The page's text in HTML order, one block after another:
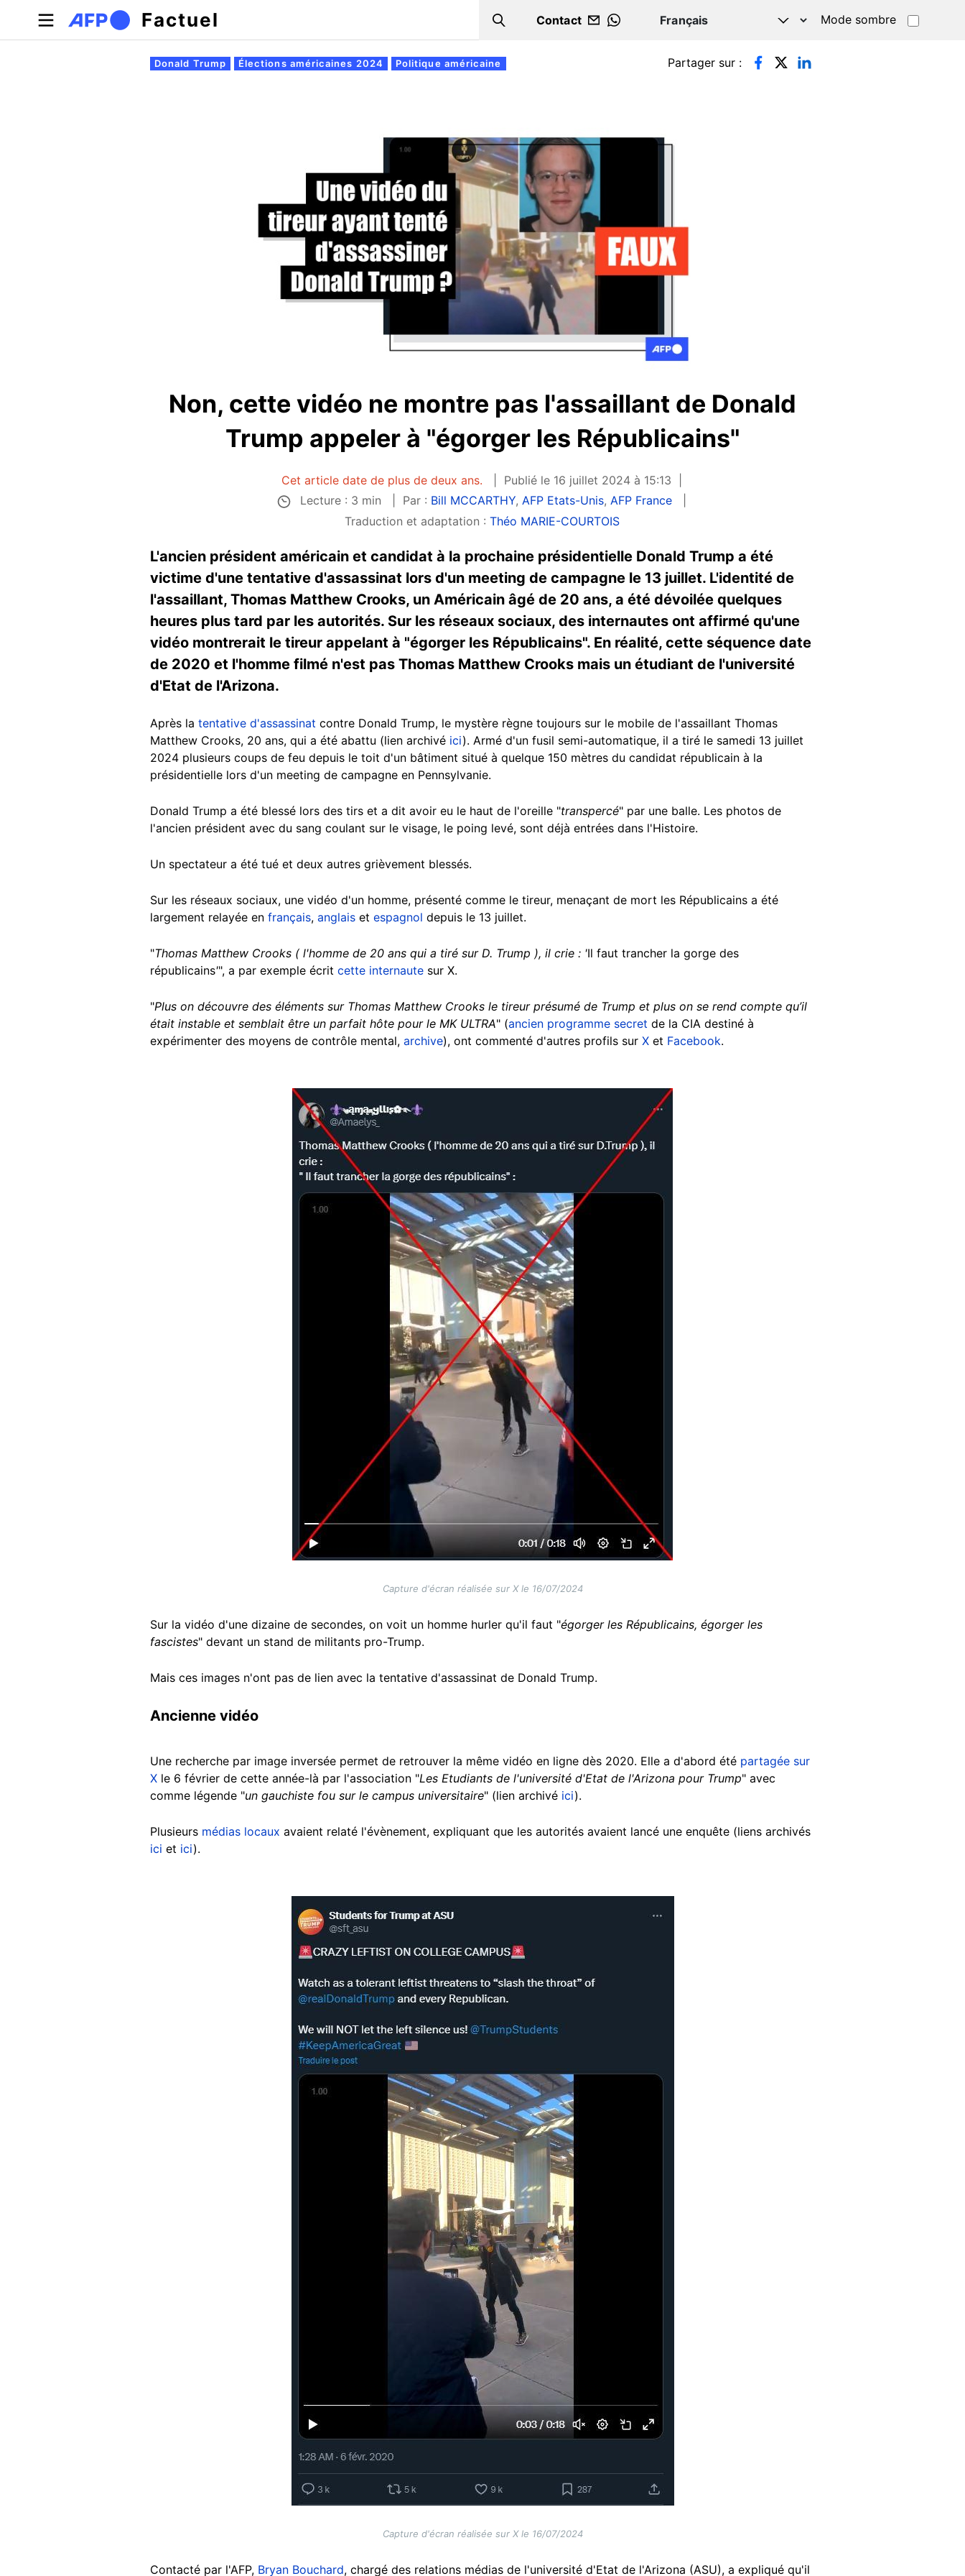
Aller au contenu principal
Factuel Search
Contact
WHATSAPP
Mode sombre
Onglets principaux
Donald Trump Élections américaines 2024 Politique américaine Partager sur :
Non, cette vidéo ne montre pas l'assaillant de Donald
Trump appeler à "égorger les Républicains"
Cet article date de plus de deux ans.
Publié le 16 juillet 2024 à 15:13
Lecture : 3 min
Par : Bill MCCARTHY, AFP Etats-Unis, AFP France
Traduction et adaptation :Théo MARIE-COURTOIS
L'ancien président américain et candidat à la prochaine présidentielle Donald Trump a été
victime d'une tentative d'assassinat lors d'un meeting de campagne le 13 juillet. L'identité de
l'assaillant, Thomas Matthew Crooks, un Américain âgé de 20 ans, a été dévoilée quelques
heures plus tard par les autorités. Sur les réseaux sociaux, des internautes ont affirmé qu'une
vidéo montrerait le tireur appelant à "égorger les Républicains". En réalité, cette séquence date
de 2020 et l'homme filmé n'est pas Thomas Matthew Crooks mais un étudiant de l'université
d'Etat de l'Arizona.
Après la tentative d'assassinat contre Donald Trump, le mystère règne toujours sur le mobile de l'assaillant Thomas
Matthew Crooks, 20 ans, qui a été abattu (lien archivé ici). Armé d'un fusil semi-automatique, il a tiré le samedi 13 juillet
2024 plusieurs coups de feu depuis le toit d'un bâtiment situé à quelque 150 mètres du candidat républicain à la
présidentielle lors d'un meeting de campagne en Pennsylvanie.
Donald Trump a été blessé lors des tirs et a dit avoir eu le haut de l'oreille "transpercé" par une balle. Les photos de
l'ancien président avec du sang coulant sur le visage, le poing levé, sont déjà entrées dans l'Histoire.
Un spectateur a été tué et deux autres grièvement blessés.
Sur les réseaux sociaux, une vidéo d'un homme, présenté comme le tireur, menaçant de mort les Républicains a été
largement relayée en français, anglais et espagnol depuis le 13 juillet.
"Thomas Matthew Crooks ( l'homme de 20 ans qui a tiré sur D. Trump ), il crie : 'Il faut trancher la gorge des
républicains'", a par exemple écrit cette internaute sur X.
"Plus on découvre des éléments sur Thomas Matthew Crooks le tireur présumé de Trump et plus on se rend compte qu’il
était instable et semblait être un parfait hôte pour le MK ULTRA" (ancien programme secret de la CIA destiné à
expérimenter des moyens de contrôle mental, archive), ont commenté d'autres profils sur X et Facebook.
Capture d'écran réalisée sur X le 16/07/2024
Sur la vidéo d'une dizaine de secondes, on voit un homme hurler qu'il faut "égorger les Républicains, égorger les
fascistes" devant un stand de militants pro-Trump.
Mais ces images n'ont pas de lien avec la tentative d'assassinat de Donald Trump.
Ancienne vidéo
Une recherche par image inversée permet de retrouver la même vidéo en ligne dès 2020. Elle a d'abord été partagée sur
X le 6 février de cette année-là par l'association "Les Etudiants de l'université d'Etat de l'Arizona pour Trump" avec
comme légende "un gauchiste fou sur le campus universitaire" (lien archivé ici).
Plusieurs médias locaux avaient relaté l'évènement, expliquant que les autorités avaient lancé une enquête (liens archivés
ici et ici).
Capture d'écran réalisée sur X le 16/07/2024
Contacté par l'AFP, Bryan Bouchard, chargé des relations médias de l'université d'Etat de l'Arizona (ASU), a expliqué qu'il